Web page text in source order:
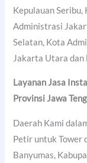
Kepulauan
Administrasi
Selatan, Kota
Jakarta Utara dan
Layanan Jasa
Provinsi Jawa
Daerah Kami
Petir untuk Tower
Banyumas,